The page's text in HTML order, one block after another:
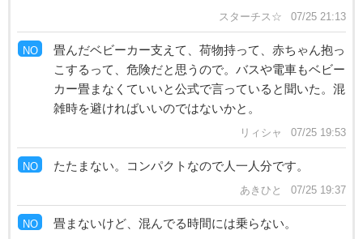
スターチス☆ 07/25 21:13
NO
畳んだベビーカー支えて、荷物持って、赤ちゃん抱っ
こするって、危険だと思うので。バスや電車もベビー
カー畳まなくていいと公式で言っていると聞いた。混
雑時を避ければいいのではないかと。
リィシャ 07/25 19:53
NO たたまない。コンパクトなので人一人分です。
あきひと 07/25 19:37
NO 畳まないけど、混んでる時間には乗らない。